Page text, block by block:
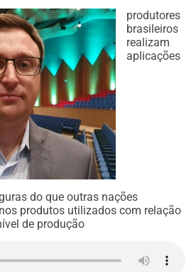
produtores
brasileiros
realizam
aplicações
do que outras nações
produtos utilizados com relação
de produção